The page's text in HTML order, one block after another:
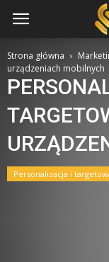
Strona główna
urządzeniach mobilnych
Personalizacja i